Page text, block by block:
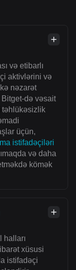
və etibarlı
aktivlərini və
nəzarət
Bitget-də vəsait
təhlükəsizlik
üçün,
istifadəçiləri
və daha
kömək
halları
xüsusi
istifadəçi